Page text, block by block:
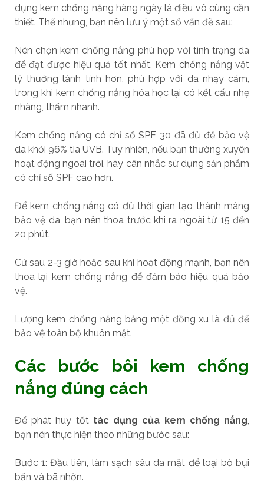
dụng kem chống nắng hàng ngày là điều vô cùng cần
thiết. Thế nhưng, bạn nên lưu ý một số vấn đề sau:
Nên chọn kem chống nắng phù hợp với tình trạng da
để đạt được hiệu quả tốt nhất. Kem chống nắng vật
lý thường lành tính hơn, phù hợp với da nhạy cảm,
trong khi kem chống nắng hóa học lại có kết cấu nhẹ
nhàng, thấm nhanh.
Kem chống nắng có chỉ số SPF 30 đã đủ để bảo vệ
da khỏi 96% tia UVB. Tuy nhiên, nếu bạn thường xuyên
hoạt động ngoài trời, hãy cân nhắc sử dụng sản phẩm
có chỉ số SPF cao hơn.
Để kem chống nắng có đủ thời gian tạo thành màng
bảo vệ da, bạn nên thoa trước khi ra ngoài từ 15 đến
20 phút.
Cứ sau 2-3 giờ hoặc sau khi hoạt động mạnh, bạn nên
thoa lại kem chống nắng để đảm bảo hiệu quả bảo
vệ.
Lượng kem chống nắng bằng một đồng xu là đủ để
bảo vệ toàn bộ khuôn mặt.
Các bước bôi kem chống
nắng đúng cách
Để phát huy tốt tác dụng của kem chống nắng
bạn nên thực hiện theo những bước sau:
Bước 1: Đầu tiên, làm sạch sâu da mặt để loại bỏ bụi
bẩn và bã nhờn.